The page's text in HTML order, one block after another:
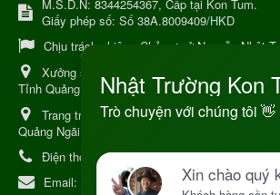
M.S.D.N: 8344254367, Cấp tại Kon Tum.
Giấy phép số: Số 38A.8009409/HKD
Chịu trách nhiệm: Chủ cơ sở Nguyễn Nhật
Xưởng sản xuất:
Tỉnh Quảng Ngải
Trang trại Dược Liệu Hữu Cơ:Khu 37 Hộ Xã
Quảng Ngãi
Điện thoại:+84 906968923
Email:
kinhdoanh@nhattruongkontum.com